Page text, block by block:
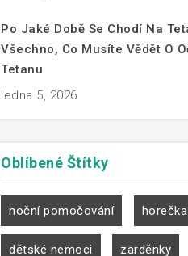
Po Jaké Době Se Chodí Na
Všechno, Co Musíte Vědět O
Tetanu
ledna 5, 2026
Oblíbené Štítky
noční pomočování
dětské nemoci zarděnky